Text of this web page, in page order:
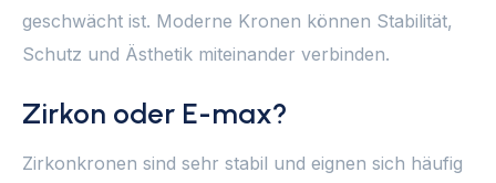
geschwächt ist. Moderne Kronen können Stabilität,
Schutz und Ästhetik miteinander verbinden.
Zirkon oder E-max?
Zirkonkronen sind sehr stabil und eignen sich häufig